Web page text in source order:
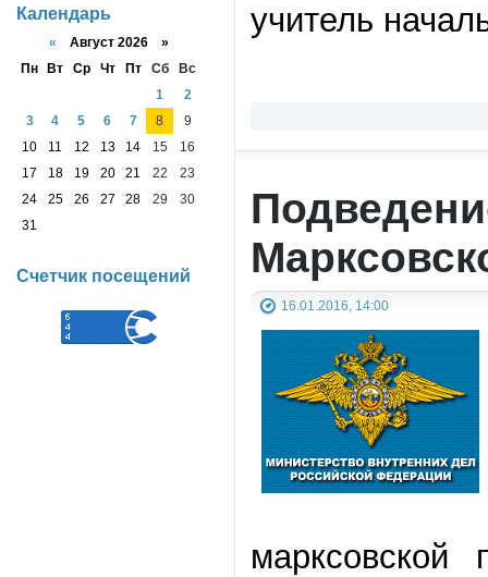
учитель
16.01.2016, 14:00
Календарь
« Август 2026 »
Пн
Вт Ср Чт Пт Сб
Вс
1
2
3
4 5 6 7 8
9
10
11 12 13 14 15
16
17
18 19 20 21 22
23
24
25 26 27 28 29
30
31
Счетчик посещений